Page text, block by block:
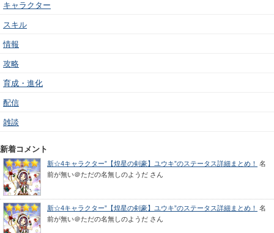
キャラクター
スキル
情報
攻略
育成・進化
配信
雑談
新着コメント
新☆4キャラクター”【煌星の剣豪】ユウキ”のステータス詳細まとめ！
名
前が無い＠ただの名無しのようだ さん
新☆4キャラクター”【煌星の剣豪】ユウキ”のステータス詳細まとめ！
名
前が無い＠ただの名無しのようだ さん